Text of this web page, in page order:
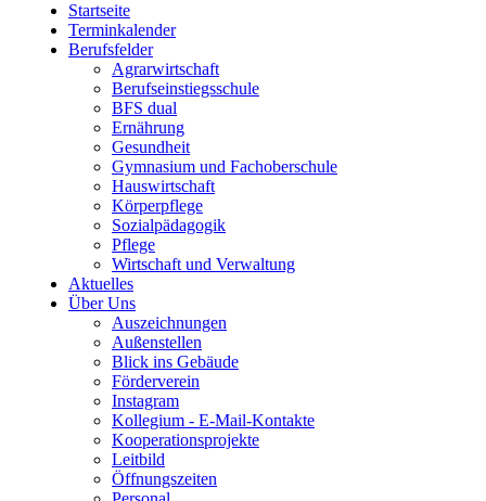
Main
navigation
Startseite
Terminkalender
Berufsfelder
Agrarwirtschaft
Berufseinstiegsschule
BFS dual
Ernährung
Gesundheit
Gymnasium und Fachoberschule
Hauswirtschaft
Körperpflege
Sozialpädagogik
Pflege
Wirtschaft und Verwaltung
Aktuelles
Über Uns
Auszeichnungen
Außenstellen
Blick ins Gebäude
Förderverein
Instagram
Kollegium - E-Mail-Kontakte
Kooperationsprojekte
Leitbild
Öffnungszeiten